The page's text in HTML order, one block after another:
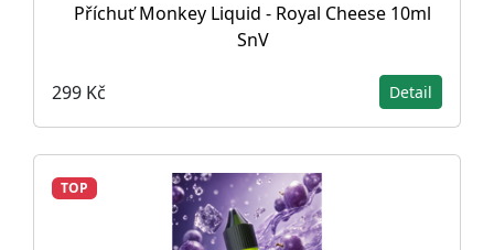
Příchuť Monkey Liquid - Royal Cheese 10ml
SnV
299 Kč Detail
TOP